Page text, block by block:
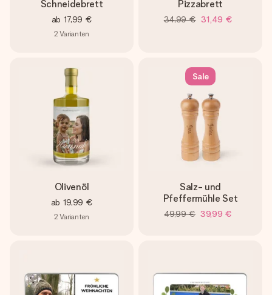
Schneidebrett
ab 17,99 €
2 Varianten
Pizzabrett
34,99 € 31,49 €
Olivenöl
ab 19,99 €
2 Varianten
Sale
Salz- und
Pfeffermühle Set
49,99 € 39,99 €